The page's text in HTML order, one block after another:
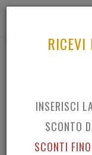
TUTTO IL
WELLINGTON
RICEVI
INSERISCI
SCONTO
SCONTI